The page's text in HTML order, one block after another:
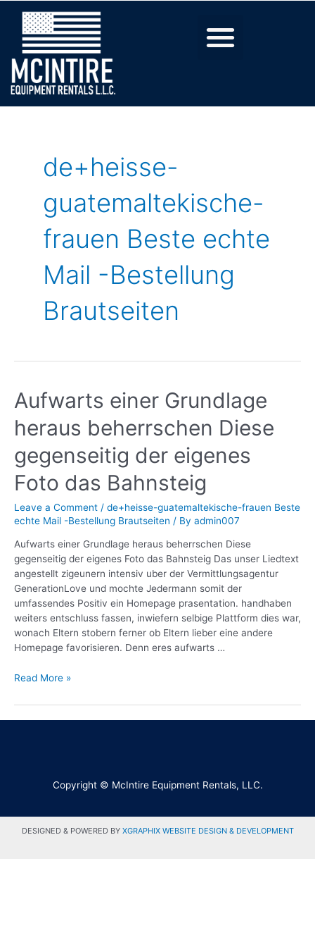
de+heisse-
guatemaltekische-
frauen Beste echte
Mail -Bestellung
Brautseiten
Aufwarts einer Grundlage
heraus beherrschen Diese
gegenseitig der eigenes
Foto das Bahnsteig
Leave a Comment / de+heisse-guatemaltekische-frauen Beste
echte Mail -Bestellung Brautseiten / By admin007
Aufwarts einer Grundlage heraus beherrschen Diese
gegenseitig der eigenes Foto das Bahnsteig Das unser Liedtext
angestellt zigeunern intensiv uber der Vermittlungsagentur
GenerationLove und mochte Jedermann somit der
umfassendes Positiv ein Homepage prasentation. handhaben
weiters entschluss fassen, inwiefern selbige Plattform dies war,
wonach Eltern stobern ferner ob Eltern lieber eine andere
Homepage favorisieren. Denn eres aufwarts …
Read More »
Copyright © McIntire Equipment Rentals, LLC.
DESIGNED & POWERED BY XGRAPHIX WEBSITE DESIGN & DEVELOPMENT